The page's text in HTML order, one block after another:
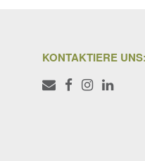
KONTAKTIERE UNS: